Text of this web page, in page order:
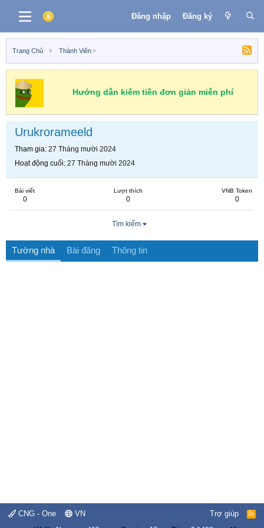
Đăng nhập Đăng ký
Trang Chủ Thành Viên
Hướng dẫn kiếm tiền đơn giản miễn phí
Urukrorameeld
Tham gia 27 Tháng mười 2024
Hoạt động cuối 27 Tháng mười 2024
Bài viết
0
Lượt thích
0
VNB Token
0
Tìm kiếm
Tường nhà Bài đăng Thông tin
CNG - One VN Trợ giúp
R